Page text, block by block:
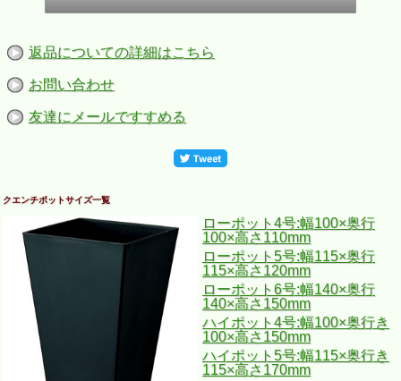
返品についての詳細はこちら
お問い合わせ
友達にメールですすめる
クエンチポットサイズ一覧
ローポット4号:幅100×奥行
100×高さ110mm
ローポット5号:幅115×奥行
115×高さ120mm
ローポット6号:幅140×奥行
140×高さ150mm
ハイポット4号:幅100×奥行き
100×高さ150mm
ハイポット5号:幅115×奥行き
115×高さ170mm